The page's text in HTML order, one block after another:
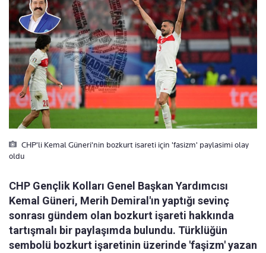
CHP'li Kemal Güneri'nin bozkurt isareti için 'fasizm' paylasimi olay
oldu
CHP Gençlik Kolları Genel Başkan Yardımcısı
Kemal Güneri, Merih Demiral'ın yaptığı sevinç
sonrası gündem olan bozkurt işareti hakkında
tartışmalı bir paylaşımda bulundu. Türklüğün
sembolü bozkurt işaretinin üzerinde 'faşizm' yazan